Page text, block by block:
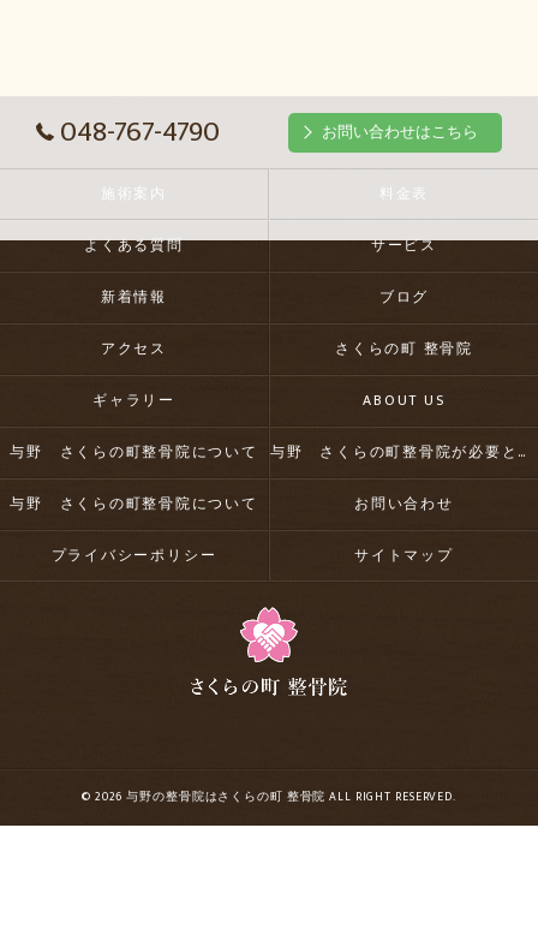
048-767-4790 お問い合わせはこちら
施術案内 料金表
よくある質問 サービス
新着情報 ブログ
アクセス さくらの町 整骨院
ギャラリー ABOUT US
与野 さくらの町整骨院について 与野 さくらの町整骨院が必要とされる理由
与野 さくらの町整骨院について お問い合わせ
プライバシーポリシー サイトマップ
© 2026 与野の整骨院はさくらの町 整骨院 ALL RIGHT RESERVED.